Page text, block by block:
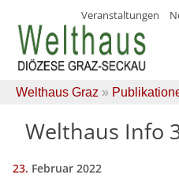
Skip
content
Veranstaltungen
Welthaus Graz »
Welthaus Info
23. Februar 2022